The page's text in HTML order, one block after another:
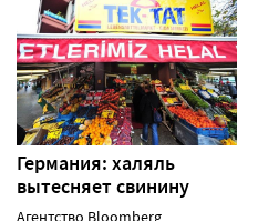
Германия: халяль
вытесняет свинину
Агентство Bloomberg